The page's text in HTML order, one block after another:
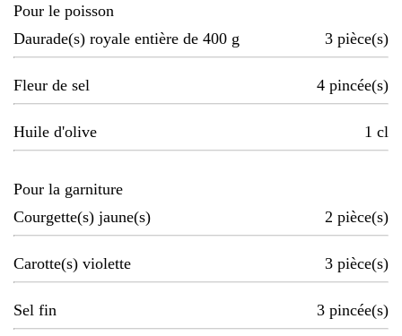
Pour le poisson
Daurade(s) royale entière de 400 g
3 pièce(s)
Fleur de sel 4 pincée(s)
Huile d'olive 1 cl
Pour la garniture
Courgette(s) jaune(s)
2 pièce(s)
Carotte(s) violette 3 pièce(s)
Sel fin 3 pincée(s)